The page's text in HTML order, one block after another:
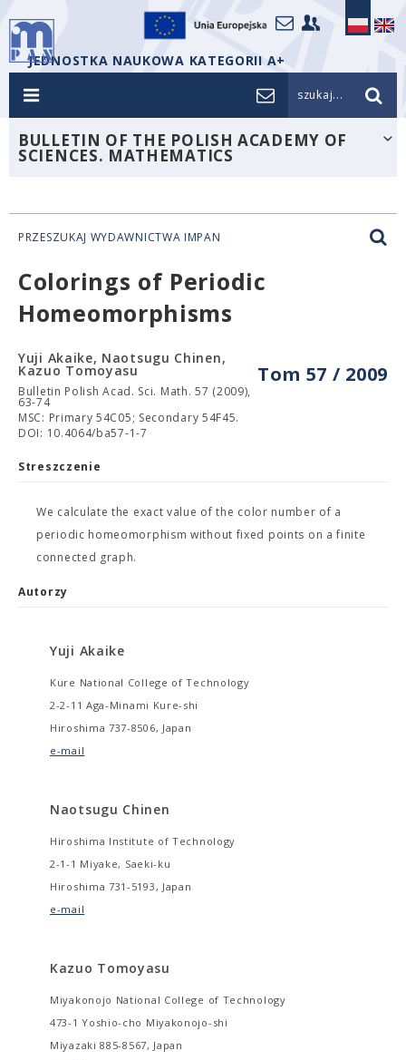
JEDNOSTKA NAUKOWA KATEGORII A+
szukaj...
BULLETIN OF THE POLISH ACADEMY OF
SCIENCES. MATHEMATICS
PRZESZUKAJ WYDAWNICTWA IMPAN
Colorings of Periodic
Homeomorphisms
Tom 57 / 2009
Yuji Akaike, Naotsugu Chinen,
Kazuo Tomoyasu
Bulletin Polish Acad. Sci. Math. 57 (2009),
63-74
MSC: Primary 54C05; Secondary 54F45.
DOI: 10.4064/ba57-1-7
Streszczenie
We calculate the exact value of the color number of a
periodic homeomorphism without fixed points on a finite
connected graph.
Autorzy
Yuji Akaike
Kure National College of Technology
2-2-11 Aga-Minami Kure-shi
Hiroshima 737-8506, Japan
e-mail
Naotsugu Chinen
Hiroshima Institute of Technology
2-1-1 Miyake, Saeki-ku
Hiroshima 731-5193, Japan
e-mail
Kazuo Tomoyasu
Miyakonojo National College of Technology
473-1 Yoshio-cho Miyakonojo-shi
Miyazaki 885-8567, Japan